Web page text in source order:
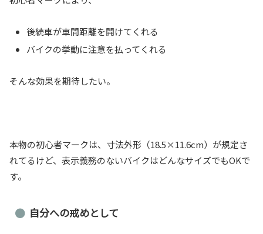
後続車が車間距離を開けてくれる
バイクの挙動に注意を払ってくれる
そんな効果を期待したい。
本物の初心者マークは、寸法外形（18.5×11.6cm）が規定さ
れてるけど、表示義務のないバイクはどんなサイズでもOKで
す。
自分への戒めとして